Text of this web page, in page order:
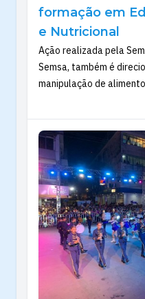
formação em
e Nutricional
Ação realizada pela
Semsa, também é
manipulação de